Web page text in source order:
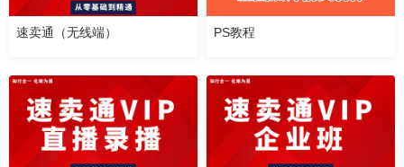
速卖通（无线端） PS教程